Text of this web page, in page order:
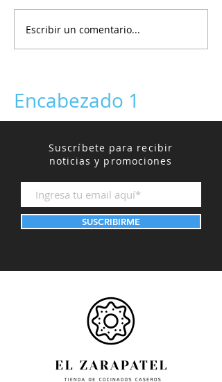
Escribir un comentario...
Encabezado 1
Suscríbete para recibir
noticias y promociones
SUSCRIBIRME